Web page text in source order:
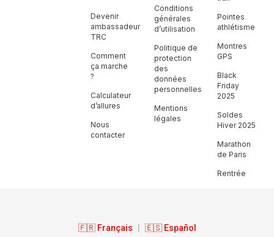
Devenir
ambassadeur
TRC
Comment
ça marche
?
Calculateur
d’allures
Nous
contacter
Conditions
générales
d’utilisation
Politique de
protection
des
données
personnelles
Mentions
légales
Pointes
athlétisme
Montres
GPS
Black
Friday
2025
Soldes
Hiver 2025
Marathon
de Paris
Rentrée
🇫🇷 Français 🇪🇸 Español